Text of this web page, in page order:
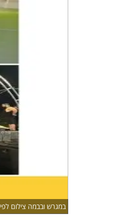
במגרש ובבמה צילום לפי 27 א